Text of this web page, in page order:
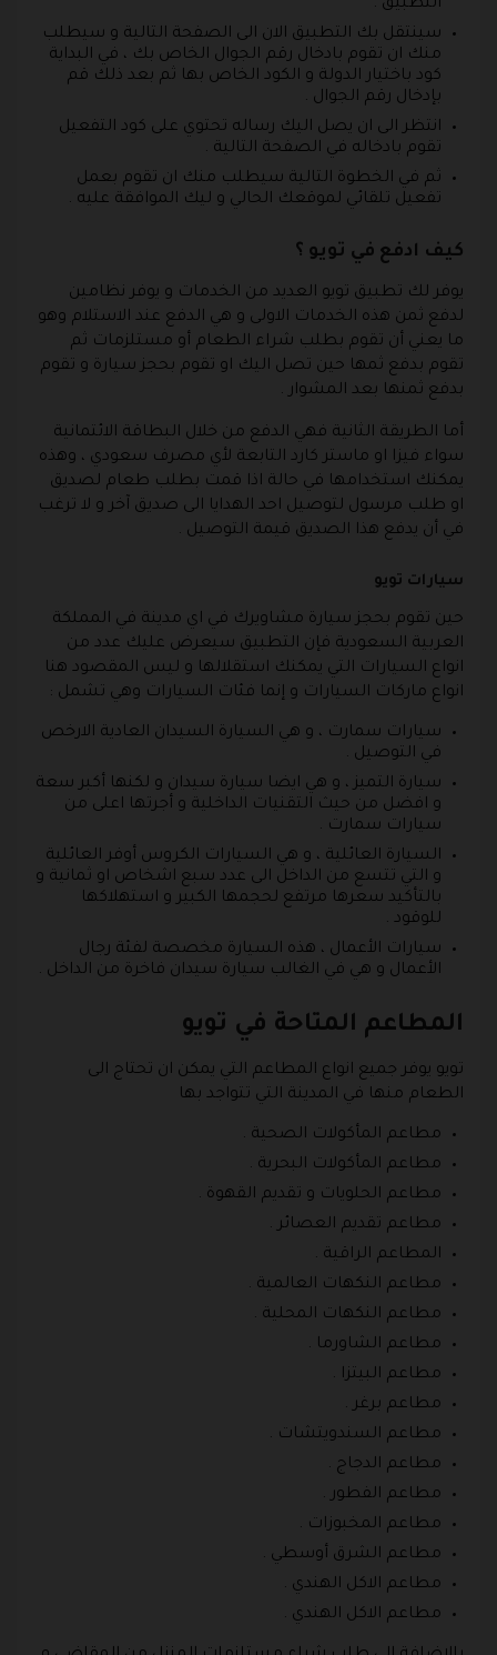
التطبيق .
سينتقل بك التطبيق الان الى الصفحة التالية و سيطلب
منك ان تقوم بادخال رقم الجوال الخاص بك ، في البداية
كود باختيار الدولة و الكود الخاص بها ثم بعد ذلك قم
بإدخال رقم الجوال .
انتظر الى ان يصل اليك رساله تحتوي على كود التفعيل
تقوم بادخاله في الصفحة التالية .
ثم في الخطوة التالية سيطلب منك ان تقوم بعمل
تفعيل تلقائي لموقعك الحالي و ليك الموافقة عليه .
كيف ادفع في تويو ؟
يوفر لك تطبيق تويو العديد من الخدمات و يوفر نظامين
لدفع ثمن هذه الخدمات الاولى و هي الدفع عند الاستلام وهو
ما يعني أن تقوم بطلب شراء الطعام أو مستلزمات ثم
تقوم بدفع ثمها حين تصل اليك او تقوم بحجز سيارة و تقوم
بدفع ثمنها بعد المشوار .
أما الطريقة الثانية فهي الدفع من خلال البطاقة الائتمانية
سواء فيزا او ماستر كارد التابعة لأي مصرف سعودي ، وهذه
يمكنك استخدامها في حالة اذا قمت بطلب طعام لصديق
او طلب مرسول لتوصيل احد الهدايا الى صديق آخر و لا ترغب
في أن يدفع هذا الصديق قيمة التوصيل .
سيارات تويو
حين تقوم بحجز سيارة مشاويرك في اي مدينة في المملكة
العربية السعودية فإن التطبيق سيعرض عليك عدد من
انواع السيارات التي يمكنك استقلالها و ليس المقصود هنا
انواع ماركات السيارات و إنما فئات السيارات وهي تشمل :
سيارات سمارت ، و هي السيارة السيدان العادية الارخص
في التوصيل .
سيارة التميز ، و هي ايضا سيارة سيدان و لكنها أكبر سعة
و افضل من حيث التقنيات الداخلية و أجرتها اعلى من
سيارات سمارت .
السيارة العائلية ، و هي السيارات الكروس أوفر العائلية
و التي تتسع من الداخل الى عدد سبع اشخاص او ثمانية و
بالتأكيد سعرها مرتفع لحجمها الكبير و استهلاكها
للوقود .
سيارات الأعمال ، هذه السيارة مخصصة لفئة رجال
الأعمال و هي في الغالب سيارة سيدان فاخرة من الداخل .
المطاعم المتاحة في تويو
تويو يوفر جميع انواع المطاعم التي يمكن ان تحتاج الى
الطعام منها في المدينة التي تتواجد بها
مطاعم المأكولات الصحية .
مطاعم المأكولات البحرية .
مطاعم الحلويات و تقديم القهوة .
مطاعم تقديم العصائر .
المطاعم الراقية .
مطاعم النكهات العالمية .
مطاعم النكهات المحلية .
مطاعم الشاورما .
مطاعم البيتزا .
مطاعم برغر .
مطاعم السندويتشات .
مطاعم الدجاج .
مطاعم الفطور .
مطاعم المخبوزات .
مطاعم الشرق أوسطي .
مطاعم الاكل الهندي .
مطاعم الاكل الهندي .